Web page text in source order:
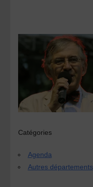
Catégories
Agenda
Autres départements